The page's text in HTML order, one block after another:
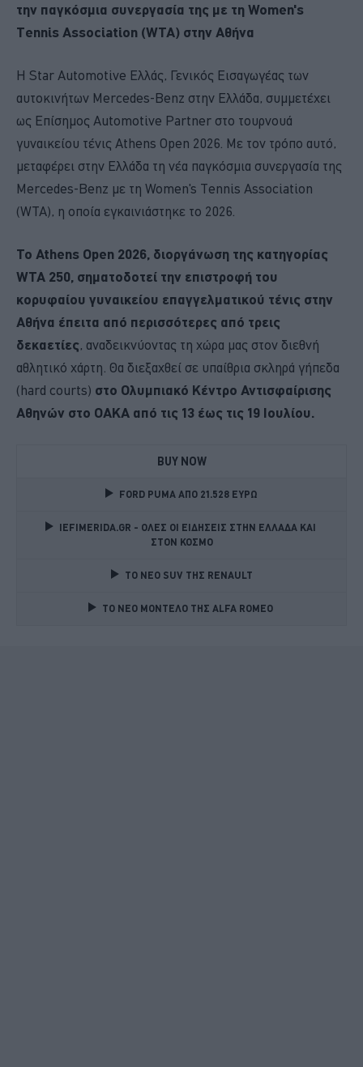
την παγκόσμια συνεργασία της με τη Women's
Tennis Association (WTA) στην Αθήνα
Η Star Automotive Ελλάς, Γενικός Εισαγωγέας των
αυτοκινήτων Mercedes-Benz στην Ελλάδα, συμμετέχει
ως Επίσημος Automotive Partner στο τουρνουά
γυναικείου τένις Athens Open 2026. Με τον τρόπο αυτό,
μεταφέρει στην Ελλάδα τη νέα παγκόσμια συνεργασία της
Mercedes-Benz με τη Women's Tennis Association
(WTA), η οποία εγκαινιάστηκε το 2026.
Το Athens Open 2026, διοργάνωση της κατηγορίας
WTA 250, σηματοδοτεί την επιστροφή του
κορυφαίου γυναικείου επαγγελματικού τένις στην
Αθήνα έπειτα από περισσότερες από τρεις
δεκαετίες, αναδεικνύοντας τη χώρα μας στον διεθνή
αθλητικό χάρτη. Θα διεξαχθεί σε υπαίθρια σκληρά γήπεδα
(hard courts) στο Ολυμπιακό Κέντρο Αντισφαίρισης
Αθηνών στο ΟΑΚΑ από τις 13 έως τις 19 Ιουλίου.
BUY NOW
FORD PUMA ΑΠΟ 21.528 ΕΥΡΩ
IEFIMERIDA.GR - ΟΛΕΣ ΟΙ ΕΙΔΗΣΕΙΣ ΣΤΗΝ ΕΛΛΑΔΑ ΚΑΙ
ΣΤΟΝ ΚΟΣΜΟ
TO NEO SUV ΤΗΣ RENAULT
TO NEO MONTΕΛΟ ΤΗΣ ALFA ROMEO